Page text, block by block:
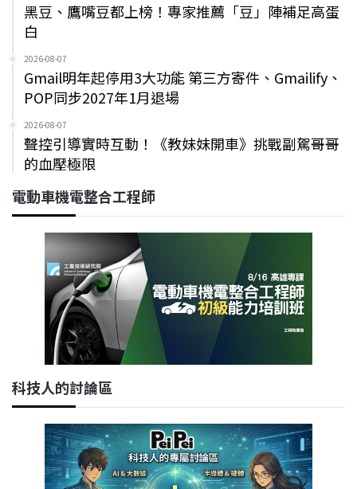
黑豆、鷹嘴豆都上榜！專家推薦「豆」陣補足高蛋
白
2026-08-07
Gmail明年起停用3大功能 第三方寄件、Gmailify、
POP同步2027年1月退場
2026-08-07
聲控引導實時互動！《教妹妹開車》挑戰副駕哥哥
的血壓極限
電動車機電整合工程師
科技人的討論區